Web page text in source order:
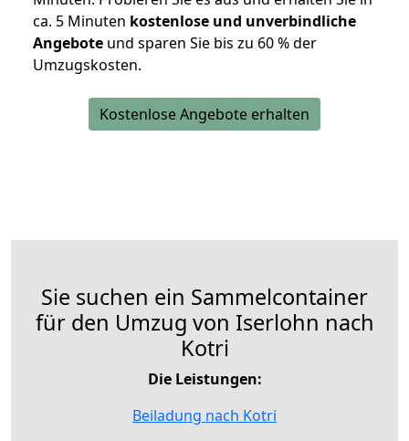
ca. 5 Minuten kostenlose und unverbindliche
Angebote und sparen Sie bis zu 60 % der
Umzugskosten.
Kostenlose Angebote erhalten
Sie suchen ein Sammelcontainer
für den Umzug von Iserlohn nach
Kotri
Die Leistungen:
Beiladung nach Kotri